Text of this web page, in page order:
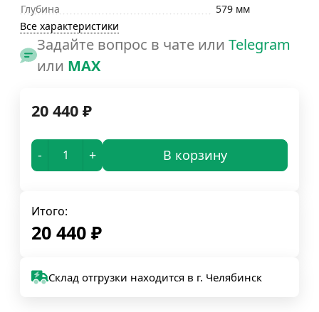
Глубина
579 мм
Все характеристики
Задайте вопрос в чате или Telegram
или MAX
20 440 ₽
- + В корзину
Итого:
20 440 ₽
Склад отгрузки находится в г. Челябинск